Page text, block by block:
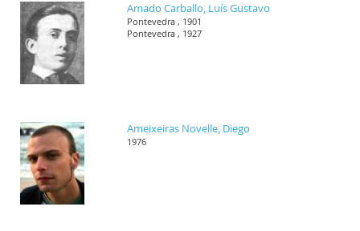
Amado Carballo, Luís Gustavo
Pontevedra , 1901
Pontevedra , 1927
Ameixeiras Novelle, Diego
1976